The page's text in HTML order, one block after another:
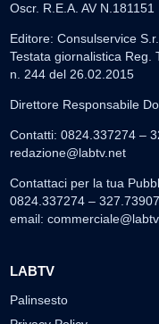
Oscr. R.E.A. AV N.181151
Editore: Consulservice
Testata giornalistica Reg.
n. 244 del 26.02.2015
Direttore Responsabile
Contatti: 0824.337274 –
redazione@labtv.net
Contattaci per la tua
0824.337274 –
email:
LABTV
Palinsesto